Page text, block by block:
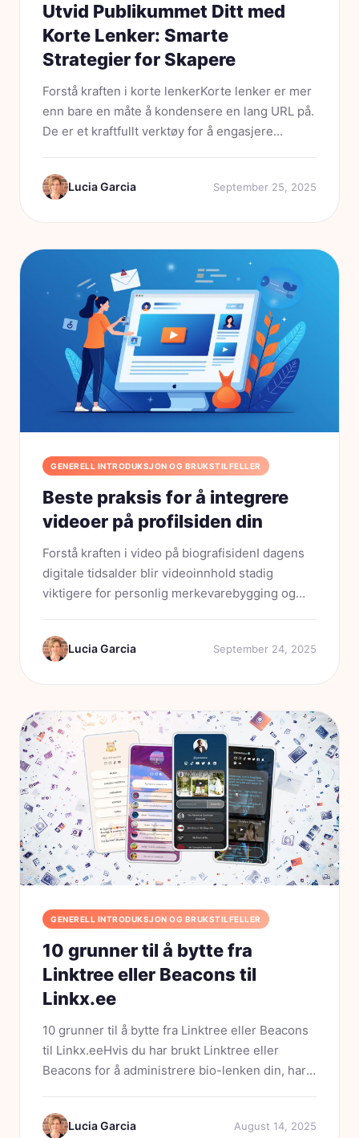
Utvid Publikummet Ditt med
Korte Lenker: Smarte
Strategier for Skapere
Forstå kraften i korte lenkerKorte lenker er mer
enn bare en måte å kondensere en lang URL på.
De er et kraftfullt verktøy for å engasjere
du deler en lenke, gjenspeiler den ofte...
Lucia Garcia September 25, 2025
GENERELL INTRODUKSJON OG BRUKSTILFELLER
Beste praksis for å integrere
videoer på profilsiden din
Forstå kraften i video på biografisidenI dagens
digitale tidsalder blir videoinnhold stadig
viktigere for personlig merkevarebygging og
biografisiden din, kan du tenke på den som et
digitalt håndtrykk....
Lucia Garcia September 24, 2025
GENERELL INTRODUKSJON OG BRUKSTILFELLER
10 grunner til å bytte fra
Linktree eller Beacons til
Linkx.ee
10 grunner til å bytte fra Linktree eller Beacons
til Linkx.eeHvis du har brukt Linktree eller
Beacons for å administrere bio-lenken din, har
Kanskje mangelen på fleksibilitet, kanskje
designet ikke...
Lucia Garcia August 14, 2025